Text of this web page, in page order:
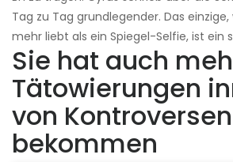
Tag zu Tag grundlegender. Das einzige,
mehr liebt als ein Spiegel-Selfie, ist ein
Sie hat auch
Tätowierungen
von Kontroversen
bekommen